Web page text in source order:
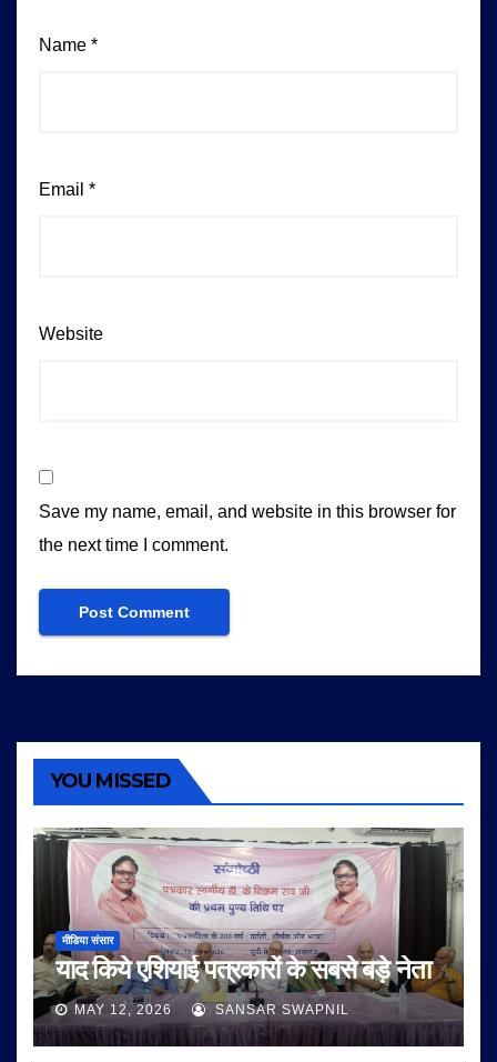
Name *
Email *
Website
Save my name, email, and website in this browser for
the next time I comment.
YOU MISSED
मीडिया संसार
याद किये एशियाई पत्रकारों के सबसे बड़े नेता
MAY 12, 2026 SANSAR SWAPNIL